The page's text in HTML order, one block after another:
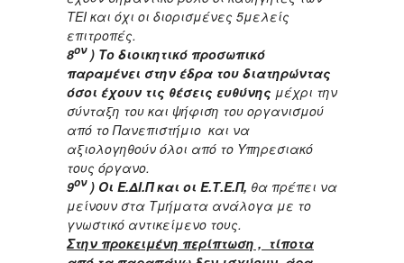
ΤΕΙ και όχι οι διορισμένες 5μελείς
επιτροπές.
8ον) Το διοικητικό προσωπικό
παραμένει στην έδρα του διατηρώντας
όσοι έχουν τις θέσεις ευθύνης μέχρι την
σύνταξη του και ψήφιση του οργανισμού
από το Πανεπιστήμιο και να
αξιολογηθούν όλοι από το Υπηρεσιακό
τους όργανο.
9ον) Οι Ε.ΔΙ.Π και οι Ε.Τ.Ε.Π, θα πρέπει να
μείνουν στα Τμήματα ανάλογα με το
γνωστικό αντικείμενο τους.
Στην προκειμένη περίπτωση , τίποτα